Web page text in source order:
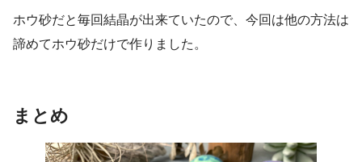
ホウ砂だと毎回結晶が出来ていたので、今回は他の方法は
諦めてホウ砂だけで作りました。
まとめ